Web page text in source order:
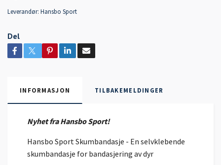
Leverandør: Hansbo Sport
Del
INFORMASJON TILBAKEMELDINGER
Nyhet fra Hansbo Sport!
Hansbo Sport Skumbandasje - En selvklebende
skumbandasje for bandasjering av dyr